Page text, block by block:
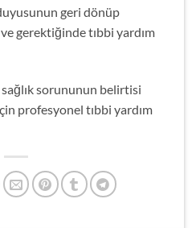
geri dönüp
gerektiğinde tıbbi yardım
sorununun belirtisi
profesyonel tıbbi yardım